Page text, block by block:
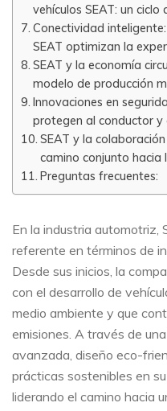
vehículos SEAT: un
Conectividad
SEAT optimizan la
SEAT y la economía
modelo de producción
Innovaciones en
protegen al conductor
SEAT y la
camino conjunto
Preguntas frecuentes:
En la industria automotriz,
referente en términos de
Desde sus inicios, la
con el desarrollo de
medio ambiente y que
emisiones. A través de
avanzada, diseño eco-
prácticas sostenibles en
liderando el camino hacia